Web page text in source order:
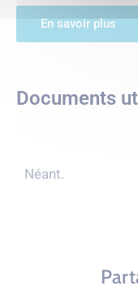
En savoir plus
Documents
Néant.